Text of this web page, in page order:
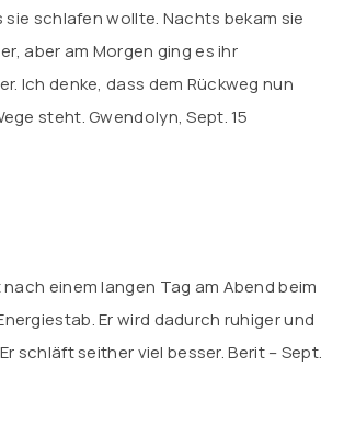
schlafen wollte. Nachts bekam sie
aber am Morgen ging es ihr
Ich denke, dass dem Rückweg nun
steht. Gwendolyn, Sept. 15
einem langen Tag am Abend beim
Er wird dadurch ruhiger und
schläft seither viel besser. Berit – Sept.